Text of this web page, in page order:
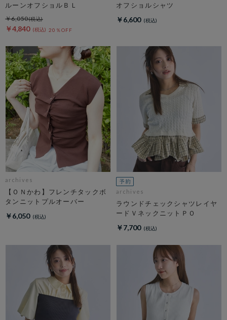
ルーンオフショルＢＬ
￥4,840 20％OFF
￥6,050
オフショルシャツ
￥6,600
archives
【ＯＮかわ】フレンチタックボ
タンニットプルオーバー
￥6,050
archives
ラウンドチェックシャツレイヤ
ードＶネックニットＰＯ
￥7,700